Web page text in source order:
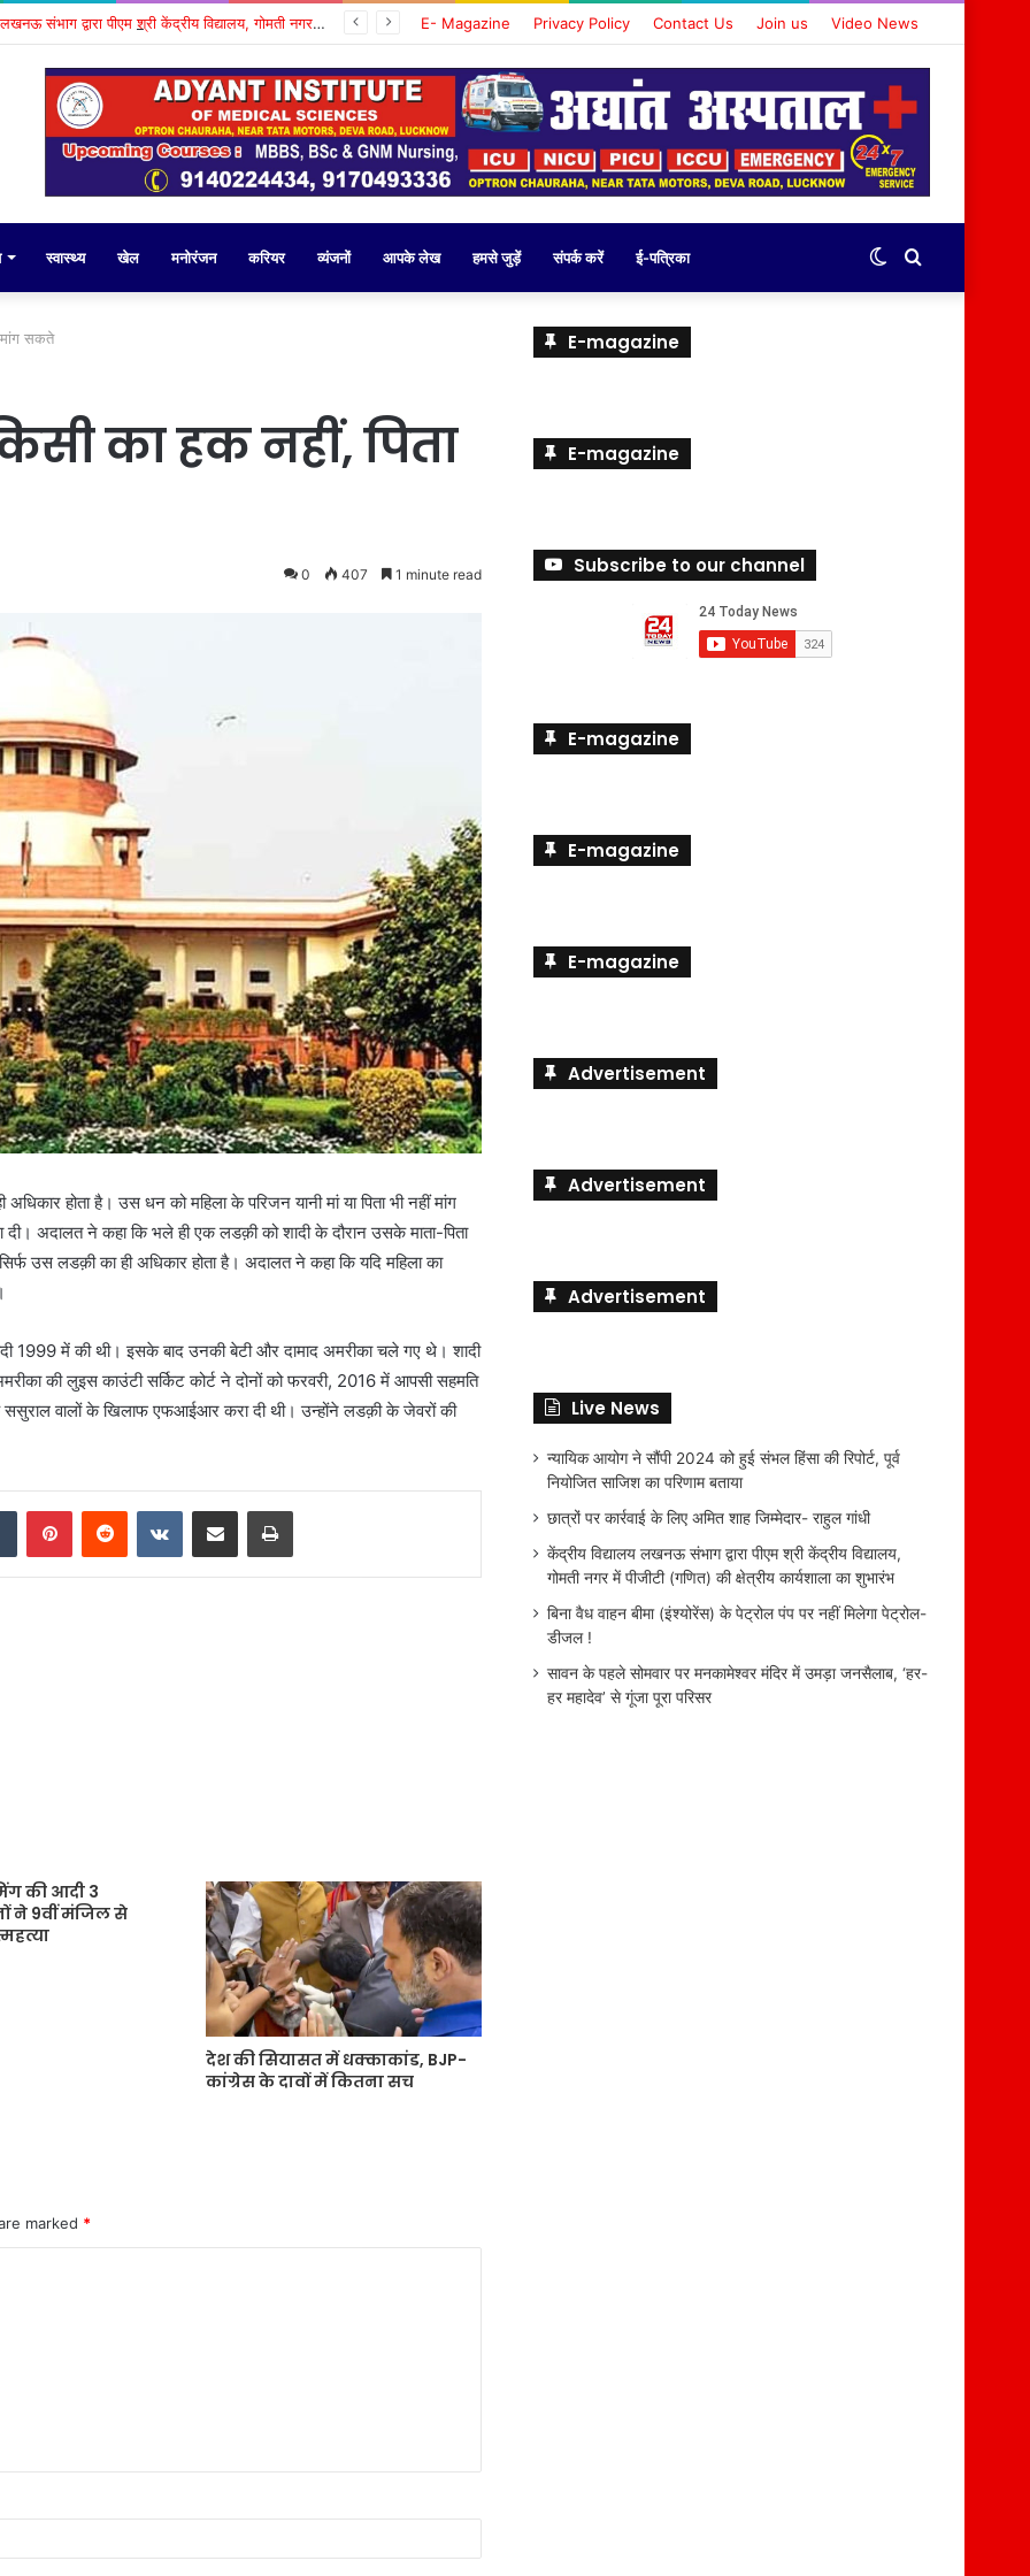
केंद्रीय विद्यालय लखनऊ संभाग द्वारा पीएम श्री केंद्रीय विद्यालय, गोमती नगर में पीजीटी (गणित) की क्षेत्रीय कार्यशाला का शुभारंभ E- Magazine Privacy Policy Contact Us Join us Video News
स्वास्थ्य खेल मनोरंजन करियर व्यंजनों आपके लेख हमसे जुड़ें संपर्क करें ई-पत्रिका Search
Switch
मांग सकते
का हक नहीं, पिता
0 407 1 minute read
होता है। उस धन को महिला के परिजन यानी मां या पिता भी नहीं मांग
अदालत ने कहा कि भले ही एक लडक़ी को शादी के दौरान उसके माता-पिता
उस लडक़ी का ही अधिकार होता है। अदालत ने कहा कि यदि महिला का
1999 में की थी। इसके बाद उनकी बेटी और दामाद अमरीका चले गए थे। शादी
की लुइस काउंटी सर्किट कोर्ट ने दोनों को फरवरी, 2016 में आपसी सहमति
वालों के खिलाफ एफआईआर करा दी थी। उन्होंने लडक़ी के जेवरों की
की आदी 3
ने 9वीं मंजिल से
देश की सियासत में धक्काकांड, BJP-
कांग्रेस के दावों में कितना सच
marked *
E-magazine
E-magazine
Subscribe to our channel
E-magazine
E-magazine
E-magazine
Advertisement
Advertisement
Advertisement
Live News
न्यायिक आयोग ने सौंपी 2024 को हुई संभल हिंसा की रिपोर्ट, पूर्व
नियोजित साजिश का परिणाम बताया
छात्रों पर कार्रवाई के लिए अमित शाह जिम्मेदार- राहुल गांधी
केंद्रीय विद्यालय लखनऊ संभाग द्वारा पीएम श्री केंद्रीय विद्यालय,
गोमती नगर में पीजीटी (गणित) की क्षेत्रीय कार्यशाला का शुभारंभ
बिना वैध वाहन बीमा (इंश्योरेंस) के पेट्रोल पंप पर नहीं मिलेगा पेट्रोल-
डीजल !
सावन के पहले सोमवार पर मनकामेश्वर मंदिर में उमड़ा जनसैलाब, ‘हर-
हर महादेव’ से गूंजा पूरा परिसर